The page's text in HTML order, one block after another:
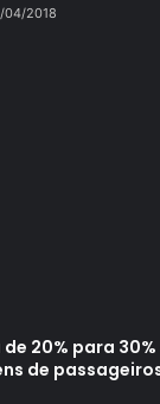
04/2018
20% para
de